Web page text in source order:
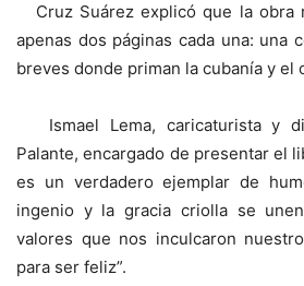
Cruz Suárez explicó que la obra
apenas dos páginas cada una: una
breves donde priman la cubanía y el
Ismael Lema, caricaturista y
Palante, encargado de presentar el
es un verdadero ejemplar de
ingenio y la gracia criolla se
valores que nos inculcaron
para ser feliz”.